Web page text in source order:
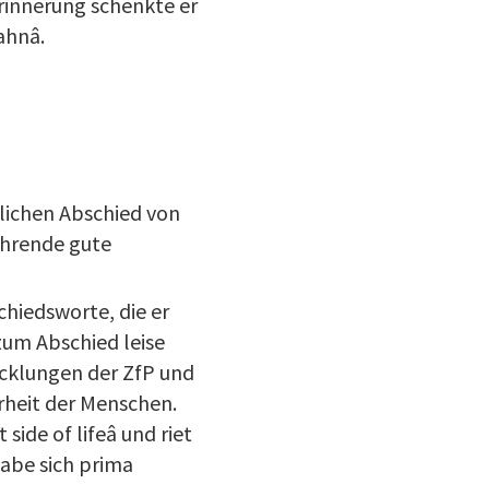
Abschied von
gute
die er
Abschied leise
der ZfP und
der Menschen.
side of lifeâ und riet
sich prima